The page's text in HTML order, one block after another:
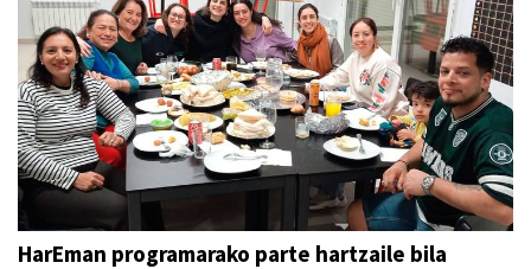
HarEman programarako parte hartzaile bila